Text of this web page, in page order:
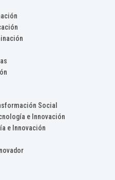
Social
e Innovación
e Innovación